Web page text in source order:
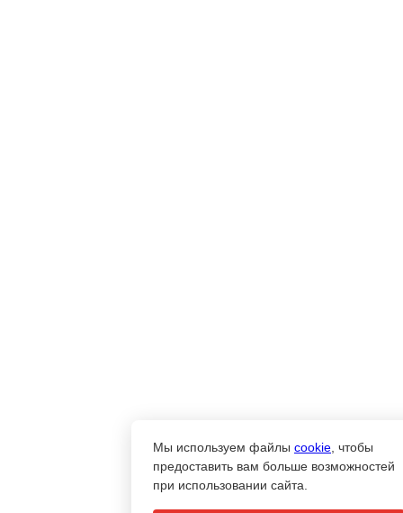
Мы используем файлы cookie , чтобы
предоставить вам больше возможностей
при использовании сайта.